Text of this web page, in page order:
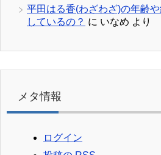
平田はる香(わざわざ)の年齢
しているの？ に いなめ より
メタ情報
ログイン